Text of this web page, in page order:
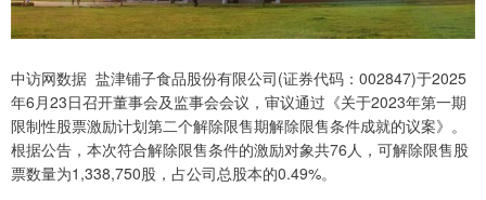
中访网数据 盐津铺子食品股份有限公司(证券代码：002847)于2025
年6月23日召开董事会及监事会会议，审议通过《关于2023年第一期
限制性股票激励计划第二个解除限售期解除限售条件成就的议案》。
根据公告，本次符合解除限售条件的激励对象共76人，可解除限售股
票数量为1,338,750股，占公司总股本的0.49%。